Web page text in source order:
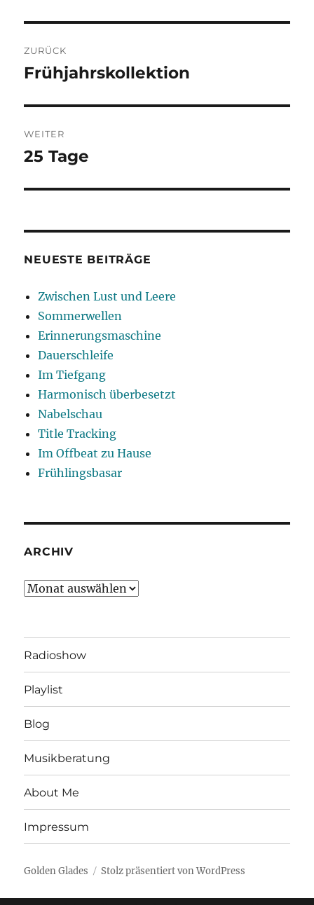
ZURÜCK
Vorheriger
Frühjahrskollektion
WEITER
Nächster
25 Tage
NEUESTE BEITRÄGE
Zwischen Lust und Leere
Sommerwellen
Erinnerungsmaschine
Dauerschleife
Im Tiefgang
Harmonisch überbesetzt
Nabelschau
Title Tracking
Im Offbeat zu Hause
Frühlingsbasar
ARCHIV
Archiv
Radioshow
Playlist
Blog
Musikberatung
About Me
Impressum
Golden Glades Stolz präsentiert von WordPress